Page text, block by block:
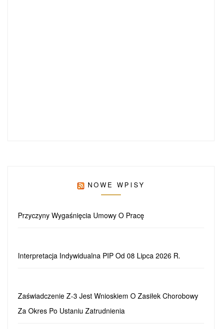
NOWE WPISY
Przyczyny Wygaśnięcia Umowy O Pracę
Interpretacja Indywidualna PIP Od 08 Lipca 2026 R.
Zaświadczenie Z-3 Jest Wnioskiem O Zasiłek Chorobowy
Za Okres Po Ustaniu Zatrudnienia